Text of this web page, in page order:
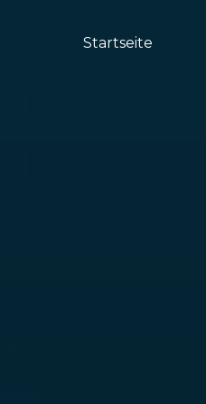
Startseite